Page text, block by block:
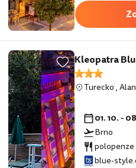
Kleopatra
Turecko,
01. 10. -
Brno
polopenze
blue-